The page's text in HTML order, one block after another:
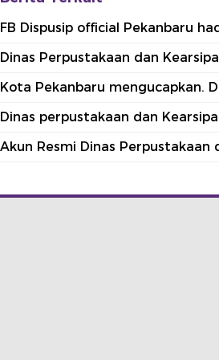
FB Dispusip official Pekanbaru
Dinas Perpustakaan dan
Kota Pekanbaru mengucapkan.
Dinas perpustakaan dan
Akun Resmi Dinas Perpustakaan